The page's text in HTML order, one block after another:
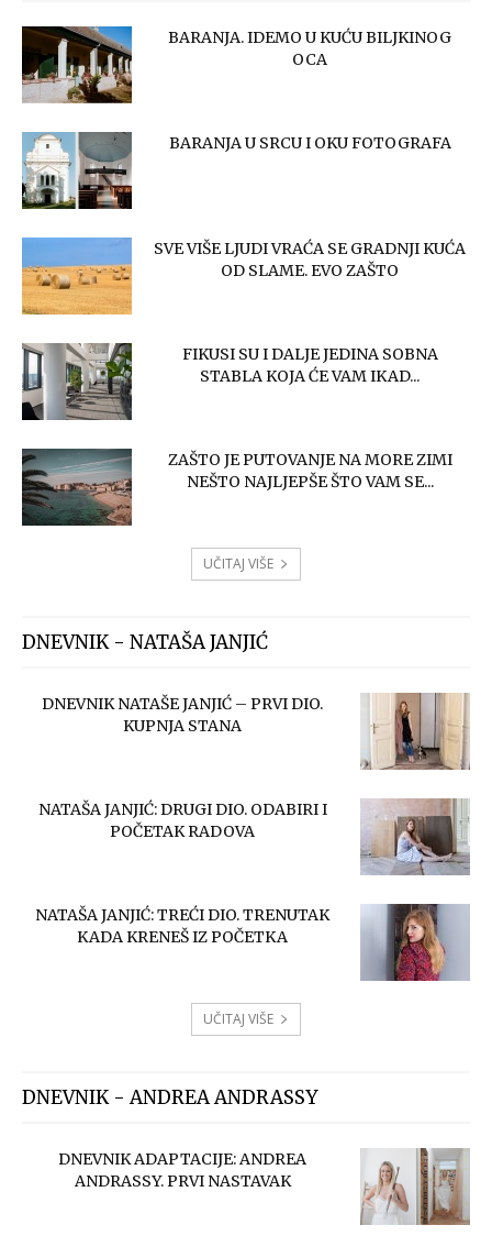
BARANJA. IDEMO U KUĆU BILJKINOG
OCA
BARANJA U SRCU I OKU FOTOGRAFA
SVE VIŠE LJUDI VRAĆA SE GRADNJI KUĆA
OD SLAME. EVO ZAŠTO
FIKUSI SU I DALJE JEDINA SOBNA
STABLA KOJA ĆE VAM IKAD...
ZAŠTO JE PUTOVANJE NA MORE ZIMI
NEŠTO NAJLJEPŠE ŠTO VAM SE...
UČITAJ VIŠE
DNEVNIK - NATAŠA JANJIĆ
DNEVNIK NATAŠE JANJIĆ – PRVI DIO.
KUPNJA STANA
NATAŠA JANJIĆ: DRUGI DIO. ODABIRI I
POČETAK RADOVA
NATAŠA JANJIĆ: TREĆI DIO. TRENUTAK
KADA KRENEŠ IZ POČETKA
UČITAJ VIŠE
DNEVNIK - ANDREA ANDRASSY
DNEVNIK ADAPTACIJE: ANDREA
ANDRASSY. PRVI NASTAVAK